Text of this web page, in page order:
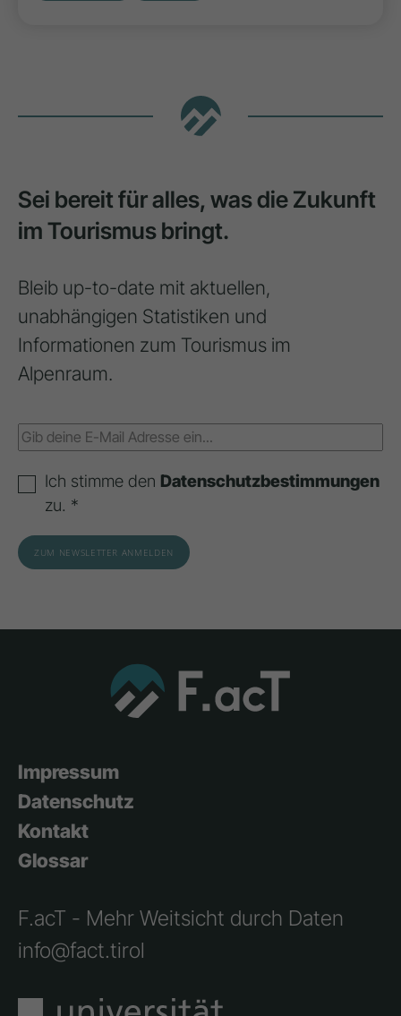
Sei bereit für alles, was die Zukunft
im Tourismus bringt.
Bleib up-to-date mit aktuellen,
unabhängigen Statistiken und
Informationen zum Tourismus im
Alpenraum.
Ich stimme den Datenschutzbestimmungen
zu. *
Impressum
Datenschutz
Kontakt
Glossar
F.acT - Mehr Weitsicht durch Daten
info@fact.tirol